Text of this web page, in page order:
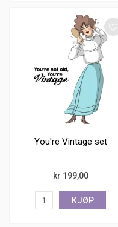
You're Vintage set
kr 199,00
KJØP